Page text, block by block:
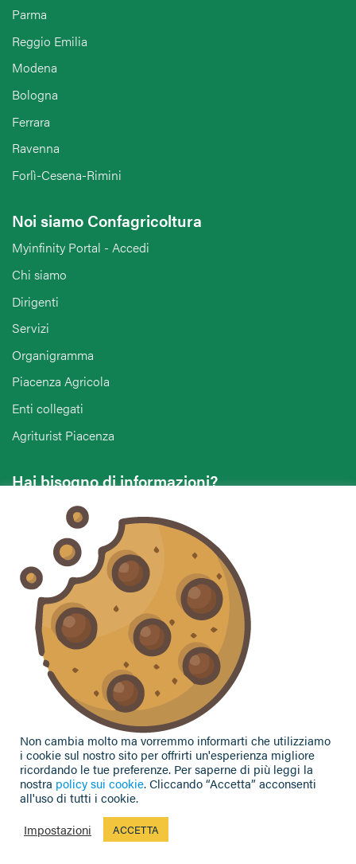
Parma
Reggio Emilia
Modena
Bologna
Ferrara
Ravenna
Forlì-Cesena-Rimini
Noi siamo Confagricoltura
Myinfinity Portal - Accedi
Chi siamo
Dirigenti
Servizi
Organigramma
Piacenza Agricola
Enti collegati
Agriturist Piacenza
Hai bisogno di informazioni?
Vuoi contattarci per ricevere assistenza, lasciare un
commento o chiedere informazioni?
CONTATTACI
Seguici sui social
Privacy Policy|Cookie Policy
© 2002-2026 CAA Confagricoltura Emilia Romagna srl - P.IVA
02317021208
Non cambia molto ma vorremmo informarti che utilizziamo
i cookie sul nostro sito per offrirti un'esperienza migliore
ricordando le tue preferenze. Per saperne di più leggi la
nostra policy sui cookie. Cliccando “Accetta” acconsenti
all'uso di tutti i cookie.
Impostazioni
ACCETTA